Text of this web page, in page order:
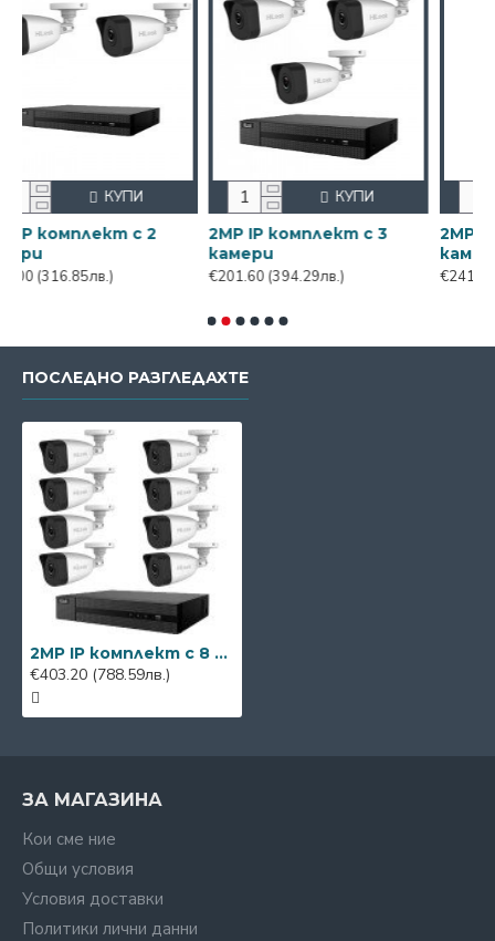
2MP IP комплект с 4
€241.20
2MP IP комплект с 6
€484.79
ПОСЛЕДНО РАЗГЛЕДАХТЕ
2MP IP комплект с 8 камери
€403.20 (788.59лв.)
ЗА МАГАЗИНА
Кои сме ние
Общи условия
Условия доставки
Политики лични данни